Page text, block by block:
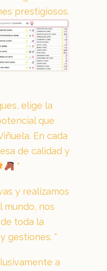
prestigiosos.
elige la
que
En cada
de calidad y
y realizamos
mundo, nos
toda la
gestiones.
a